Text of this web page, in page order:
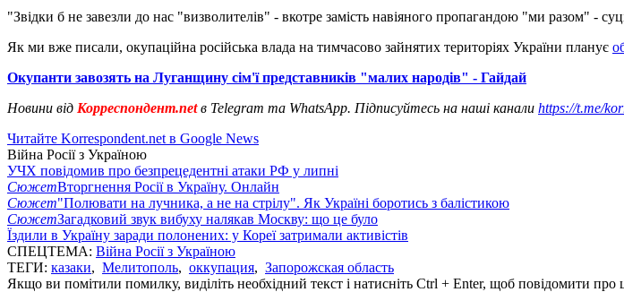
"Звідки б не завезли до нас "визволителів" - вкотре замість навіяного пропагандою "ми разом" -
Як ми вже писали, окупаційна російська влада на тимчасово зайнятих територіях України планує
Окупанти завозять на Луганщину сім'ї представників "малих народів" - Гайдай
Новини від Корреспондент.netв Telegram та WhatsApp. Підписуйтесь на наші канали https://t.me/
Читайте Korrespondent.net в Google News
Війна Росії з Україною
УЧХ повідомив про безпрецедентні атаки РФ у липні
СюжетВторгнення Росії в Україну. Онлайн
Сюжет"Полювати на лучника, а не на стрілу". Як Україні боротись з балістикою
СюжетЗагадковий звук вибуху налякав Москву: що це було
Їздили в Україну заради полонених: у Кореї затримали активістів
СПЕЦТЕМА: Війна Росії з Україною
ТЕГИ: казаки, Мелитополь, оккупация, Запорожская область
Якщо ви помітили помилку, виділіть необхідний текст і натисніть Ctrl + Enter, щоб повідомити про